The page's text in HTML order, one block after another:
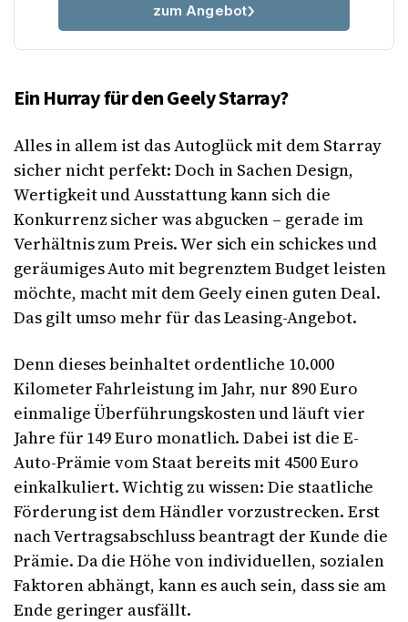
zum Angebot
Ein Hurray für den Geely Starray?
Alles in allem ist das Autoglück mit dem Starray
sicher nicht perfekt: Doch in Sachen Design,
Wertigkeit und Ausstattung kann sich die
Konkurrenz sicher was abgucken – gerade im
Verhältnis zum Preis. Wer sich ein schickes und
geräumiges Auto mit begrenztem Budget leisten
möchte, macht mit dem Geely einen guten Deal.
Das gilt umso mehr für das Leasing-Angebot.
Denn dieses beinhaltet ordentliche 10.000
Kilometer Fahrleistung im Jahr, nur 890 Euro
einmalige Überführungskosten und läuft vier
Jahre für 149 Euro monatlich. Dabei ist die E-
Auto-Prämie vom Staat bereits mit 4500 Euro
einkalkuliert. Wichtig zu wissen: Die staatliche
Förderung ist dem Händler vorzustrecken. Erst
nach Vertragsabschluss beantragt der Kunde die
Prämie. Da die Höhe von individuellen, sozialen
Faktoren abhängt, kann es auch sein, dass sie am
Ende geringer ausfällt.